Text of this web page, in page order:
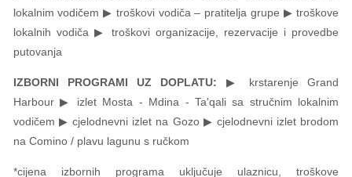
lokalnim vodičem ▶ troškovi vodiča – pratitelja grupe ▶ troškove
lokalnih vodiča ▶ troškovi organizacije, rezervacije i provedbe
putovanja
IZBORNI PROGRAMI UZ DOPLATU: ▶ krstarenje Grand
Harbour ▶ izlet Mosta - Mdina - Ta'qali sa stručnim lokalnim
vodičem ▶ cjelodnevni izlet na Gozo ▶ cjelodnevni izlet brodom
na Comino / plavu lagunu s ručkom
*cijena izbornih programa uključuje ulaznicu, troškove